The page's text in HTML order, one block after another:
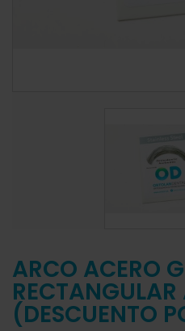
ARCO ACERO
(DESCUENTO